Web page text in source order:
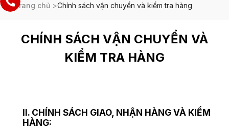
Trang chủ >Chính sách vận chuyển và kiểm tra hàng
CHÍNH SÁCH VẬN CHUYỂN VÀ
KIỂM TRA HÀNG
II. CHÍNH SÁCH GIAO, NHẬN HÀNG VÀ KIỂM
HÀNG: